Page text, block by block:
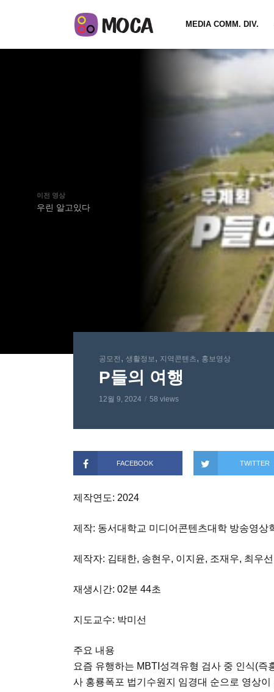
MEDIA COMM. DIV.
이전 영상
우린 알고있다
공모전 , 생활정보, 지역콘텐츠, 홍보영상
P들의 여행
12월 9, 2024 58 views
FACEBOOK TWITTER
제작연도: 2024
제작: 동서대학교 미디어콘텐츠대학 방송영상
제작자: 김태한, 송현우, 이지윤, 조재우, 최우선
재생시간: 02분 44초
지도교수: 박미선
주요 내용
요즘 유행하는 MBTI성격유형 검사 중 인식(
사 홍룡폭포 법기수원지 임경대 순으로 영상